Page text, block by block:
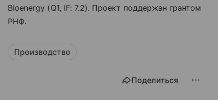
Bioenergy (Q1, IF: 7.2). Проект поддержан грантом
РНФ.
Производство
Поделиться